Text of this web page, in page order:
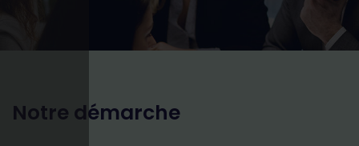
Notre démarche